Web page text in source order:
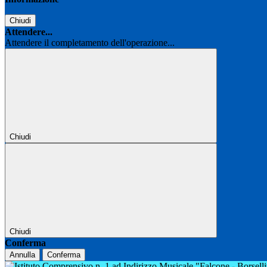
Chiudi
Attendere...
Attendere il completamento dell'operazione...
Chiudi
Chiudi
Conferma
Annulla Conferma